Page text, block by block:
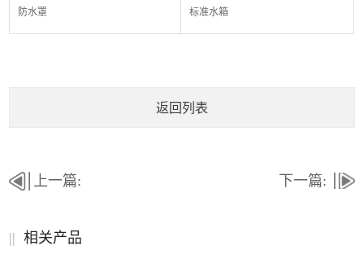
防水罩 标准水箱
返回列表
上一篇: 下一篇:
|| 相关产品